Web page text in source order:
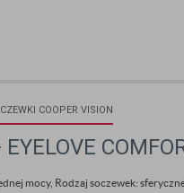
COOPER VISION
mocy, Rodzaj soczewek: